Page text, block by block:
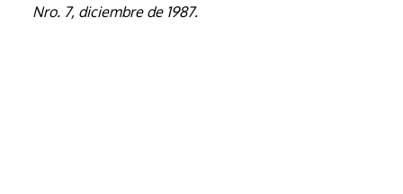
Nro. 7, diciembre de 1987.